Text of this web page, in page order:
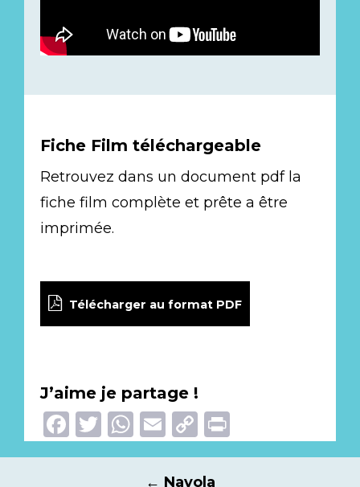
Fiche Film téléchargeable
Retrouvez dans un document pdf la
fiche film complète et prête a être
imprimée.
Télécharger au format PDF
J’aime je partage !
Facebook
Twitter
WhatsApp
EmailCopy
Link
← Nayola